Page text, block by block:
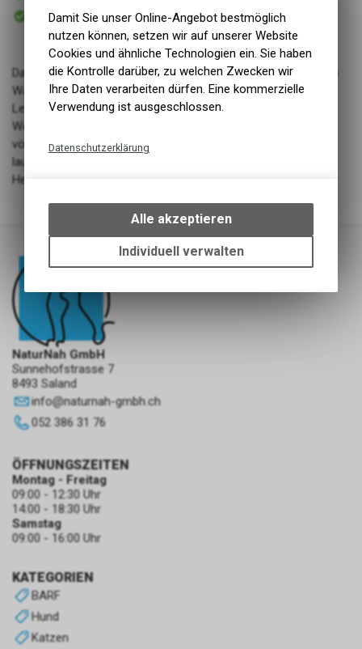
Sofort abholbar
Abholung NaturNah GmbH
Dank des extrem leichten Materials treibt diese Leine auf dem
Wasser und schwimmt. Durch das geringe Gewicht ist diese
Leine sowohl für große Hunde als auch für kleine Hunde und
Welpen geeignet. Dank des geringen Gewichts kann Ihr Hund
völlig unbeschwert mit dieser Leine auf dem Spaziergang
laufen. Auf Anfrage können wir für sie auch andere Längen
Herstellen oder auch eine Handschlaufe anbringen.
NaturNah GmbH
Sunnehofstrasse 7
8493 Saland
info@naturnah-gmbh.ch
052 386 31 76
KATEGORIEN
BARF
Hund
Katzen
ÖFFNUNGSZEITEN
Montag - Freitag
09:00 - 12:30 Uhr
14:00 - 18:30 Uhr
Samstag
09:00 - 16:00 Uhr
Damit Sie unser Online-Angebot bestmöglich
nutzen können, setzen wir auf unserer Website
Cookies und ähnliche Technologien ein. Sie haben
die Kontrolle darüber, zu welchen Zwecken wir
Ihre Daten verarbeiten dürfen. Eine kommerzielle
Verwendung ist ausgeschlossen.
Datenschutzerklärung
bestimmte Interaktionen und
Einstellungen auf Ihrem Gerät,
um die grundlegenden
Funktionen unseres Online-
Alle akzeptieren
Individuell verwalten